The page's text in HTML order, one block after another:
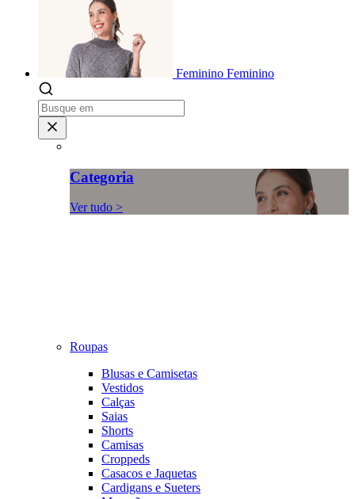
Feminino Feminino
Categoria
Ver tudo >
Roupas
Blusas e Camisetas
Vestidos
Calças
Saias
Shorts
Camisas
Croppeds
Casacos e Jaquetas
Cardigans e Sueters